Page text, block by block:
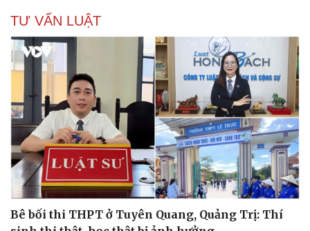
TƯ VẤN LUẬT
Bê bối thi THPT ở Tuyên Quang, Quảng Trị: Thí